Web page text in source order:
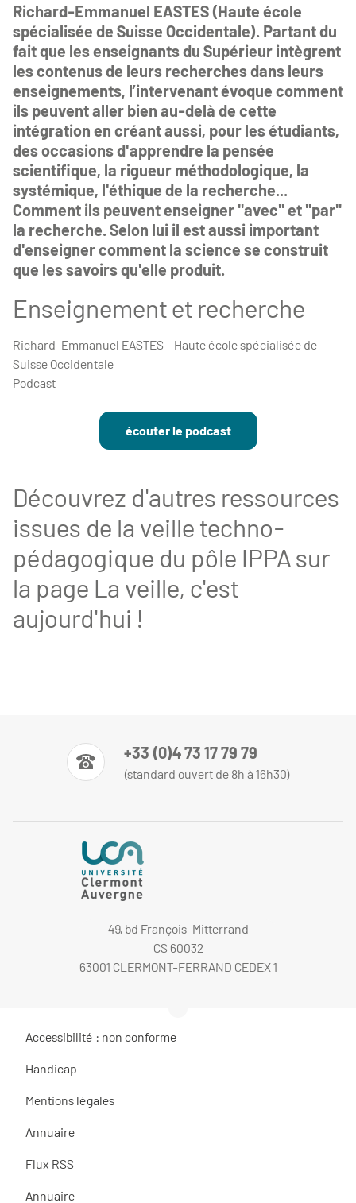
Richard-Emmanuel EASTES (Haute école
spécialisée de Suisse Occidentale). Partant du
fait que les enseignants du Supérieur intègrent
les contenus de leurs recherches dans leurs
enseignements, l’intervenant évoque comment
ils peuvent aller bien au-delà de cette
intégration en créant aussi, pour les étudiants,
des occasions d'apprendre la pensée
scientifique, la rigueur méthodologique, la
systémique, l'éthique de la recherche...
Comment ils peuvent enseigner "avec" et "par"
la recherche. Selon lui il est aussi important
d'enseigner comment la science se construit
que les savoirs qu'elle produit.
Enseignement et recherche
Richard-Emmanuel EASTES - Haute école spécialisée de
Suisse Occidentale
Podcast
écouter le podcast
Découvrez d'autres ressources
issues de la veille techno-
pédagogique du pôle IPPA sur
la page La veille, c'est
aujourd'hui !
+33 (0)4 73 17 79 79
(standard ouvert de 8h à 16h30)
49, bd François-Mitterrand
CS 60032
63001 CLERMONT-FERRAND CEDEX 1
Accessibilité : non conforme
Handicap
Mentions légales
Annuaire
Flux RSS
Annuaire